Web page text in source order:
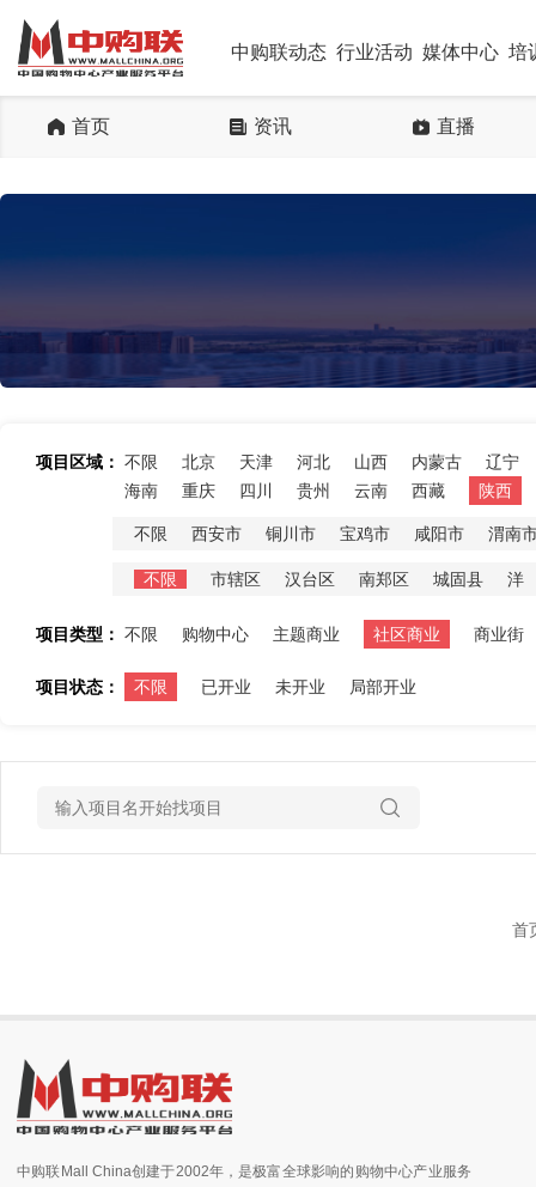
中购联动态 行业活动 媒体中心 培
首页 资讯 直播
项目区域： 不限 北京 天津 河北 山西 内蒙古
辽宁
海南
重庆 四川 贵州 云南 西藏 陕西
不限 西安市 铜川市 宝鸡市 咸阳市 渭南
不限 市辖区 汉台区 南郑区 城固县 洋
项目类型： 不限 购物中心 主题商业 社区商业 商业街
项目状态： 不限 已开业 未开业 局部开业
首
中购联Mall China创建于2002年，是极富全球影响的购物中心产业服务